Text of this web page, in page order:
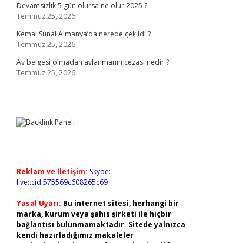
Devamsızlık 5 gün olursa ne olur 2025 ?
Temmuz 25, 2026
Kemal Sunal Almanya’da nerede çekildi ?
Temmuz 25, 2026
Av belgesi olmadan avlanmanın cezası nedir ?
Temmuz 25, 2026
Reklam ve İletişim: Skype:
live:.cid.575569c608265c69
Yasal Uyarı: Bu internet sitesi, herhangi bir
marka, kurum veya şahıs şirketi ile hiçbir
bağlantısı bulunmamaktadır. Sitede yalnızca
kendi hazırladığımız makaleler